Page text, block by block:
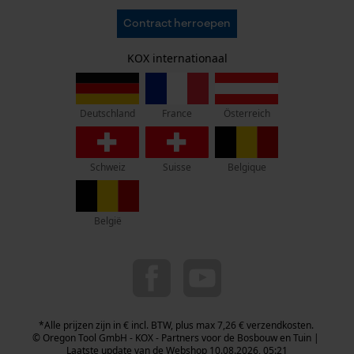
KOX – Partners voor de Bosbouw en Tuin
Lise-Meitner-Str. 4
70736 Fellbach
Geen winkel!
Retouradres:
Beim Erlenwäldchen 14/2
GegevensbeschermingContract herroepen
KOX internationaal
Deutschland France Österreich
Schweiz Suisse Belgique
België
*Alle prijzen zijn in € incl. BTW, plus max 7,26 € verzendkosten.
© Oregon Tool GmbH - KOX - Partners voor de Bosbouw en Tuin |
Laatste update van de Webshop 10.08.2026, 05:21